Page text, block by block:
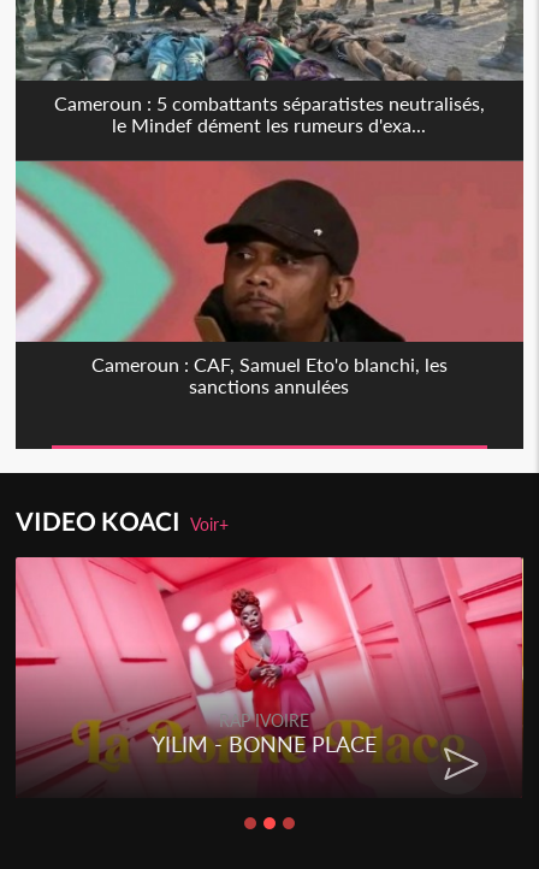
Cameroun : 5 combattants séparatistes neutralisés,
le Mindef dément les rumeurs d'exa...
Cameroun : CAF, Samuel Eto'o blanchi, les
sanctions annulées
VIDEO KOACIVoir+
RAP IVOIRE
YILIM - BONNE PLACE